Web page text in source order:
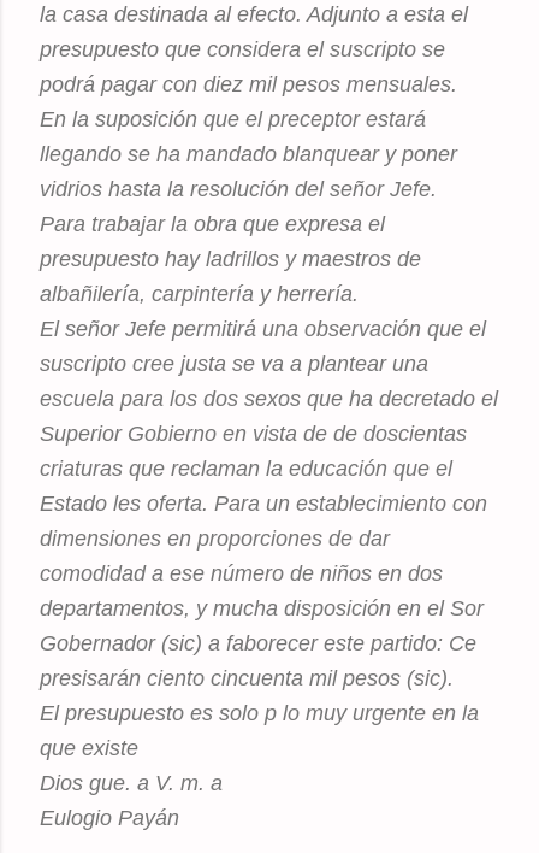
la casa destinada al efecto. Adjunto a esta el
presupuesto que considera el suscripto se
podrá pagar con diez mil pesos mensuales.
En la suposición que el preceptor estará
llegando se ha mandado blanquear y poner
vidrios hasta la resolución del señor Jefe.
Para trabajar la obra que expresa el
presupuesto hay ladrillos y maestros de
albañilería, carpintería y herrería.
El señor Jefe permitirá una observación que el
suscripto cree justa se va a plantear una
escuela para los dos sexos que ha decretado el
Superior Gobierno en vista de de doscientas
criaturas que reclaman la educación que el
Estado les oferta. Para un establecimiento con
dimensiones en proporciones de dar
comodidad a ese número de niños en dos
departamentos, y mucha disposición en el Sor
Gobernador (sic) a faborecer este partido: Ce
presisarán ciento cincuenta mil pesos (sic).
El presupuesto es solo p lo muy urgente en la
que existe
Dios gue. a V. m. a
Eulogio Payán